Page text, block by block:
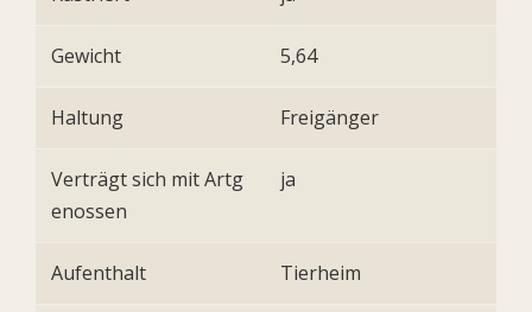
Gewicht 5,64
Haltung Freigänger
Verträgt sich mit Artg
enossen
ja
Aufenthalt Tierheim